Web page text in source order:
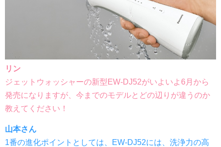
リン
ジェットウォッシャーの新型EW-DJ52がいよいよ6月から
発売になりますが、今までのモデルとどの辺りが違うのか
教えてください！
山本さん
1番の進化ポイントとしては、EW-DJ52には、洗浄力の高